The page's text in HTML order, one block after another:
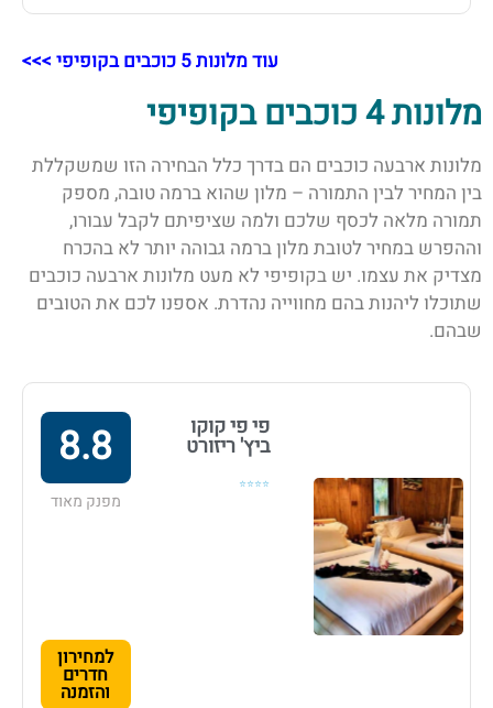
עוד מלונות 5 כוכבים בקופיפי >>>
מלונות 4 כוכבים בקופיפי
מלונות ארבעה כוכבים הם בדרך כלל הבחירה הזו שמשקללת
בין המחיר לבין התמורה – מלון שהוא ברמה טובה, מספק
תמורה מלאה לכסף שלכם ולמה שציפיתם לקבל עבורו,
וההפרש במחיר לטובת מלון ברמה גבוהה יותר לא בהכרח
מצדיק את עצמו. יש בקופיפי לא מעט מלונות ארבעה כוכבים
שתוכלו ליהנות בהם מחווייה נהדרת. אספנו לכם את הטובים
שבהם.
פי פי קוקו
ביץ' ריזורט
⭐⭐⭐⭐
8.8
מפנק מאוד
למחירון
חדרים
והזמנה